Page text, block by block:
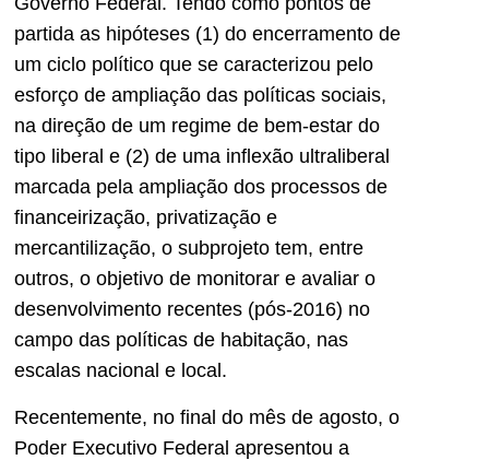
partida as hipóteses (1) do encerramento de
um ciclo político que se caracterizou pelo
esforço de ampliação das políticas sociais,
na direção de um regime de bem-estar do
tipo liberal e (2) de uma inflexão ultraliberal
marcada pela ampliação dos processos de
financeirização, privatização e
mercantilização, o subprojeto tem, entre
outros, o objetivo de monitorar e avaliar o
desenvolvimento recentes (pós-2016) no
campo das políticas de habitação, nas
escalas nacional e local.
Recentemente, no final do mês de agosto, o
Poder Executivo Federal apresentou a